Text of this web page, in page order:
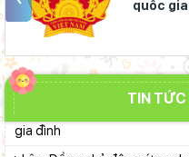
quốc
TIN
chính gắn với áp dụng ISO
chính sách giáo dục hòa nhập
Chuẩn bị hành trang cho trẻ vào lớp 1: Đồng hành đúng cách từ
Lâm Đồng chủ động ứng